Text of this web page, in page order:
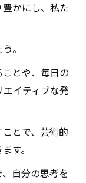
かにし、私た
。
とや、毎日の
イティブな発
とで、芸術的
す。
自分の思考を